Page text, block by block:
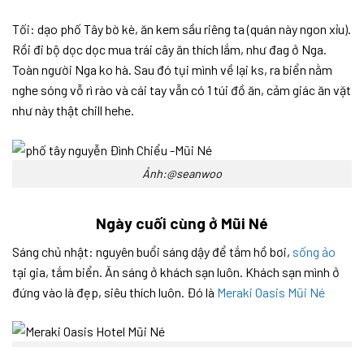
Tối: dạo phố Tây bờ kè, ăn kem sầu riêng ta (quán này ngon xỉu).
Rồi đi bộ dọc dọc mua trái cây ăn thích lắm, như đag ở Nga.
Toàn người Nga ko hà. Sau đó tụi mình về lại ks, ra biển nằm
nghe sóng vỗ rì rào và cái tay vẫn có 1 túi đồ ăn, cảm giác ăn vặt
như này thật chill hehe.
Ảnh:@seanwoo
Ngày cuối cùng ở Mũi Né
Sáng chủ nhật: nguyên buổi sáng dậy để tắm hồ bơi, sống ảo
tại gia, tắm biển. Ăn sáng ở khách sạn luôn. Khách sạn mình ở
đứng vào là đẹp, siêu thích luôn. Đó là Meraki Oasis Mũi Né